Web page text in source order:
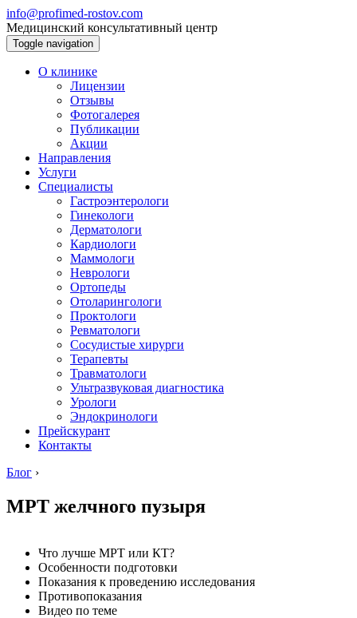
info@profimed-rostov.com
Медицинский консультативный центр
Toggle navigation
О клинике
Лицензии
Отзывы
Фотогалерея
Публикации
Акции
Направления
Услуги
Специалисты
Гастроэнтерологи
Гинекологи
Дерматологи
Кардиологи
Маммологи
Неврологи
Ортопеды
Отоларингологи
Проктологи
Ревматологи
Сосудистые хирурги
Терапевты
Травматологи
Ультразвуковая диагностика
Урологи
Эндокринологи
Прейскурант
Контакты
Блог ›
МРТ желчного пузыря
Что лучше МРТ или КТ?
Особенности подготовки
Показания к проведению исследования
Противопоказания
Видео по теме